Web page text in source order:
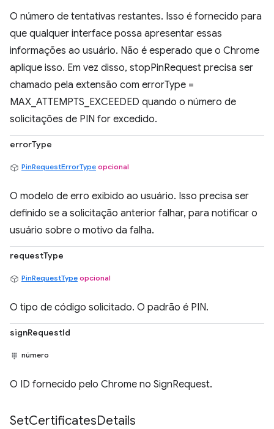
O número de tentativas restantes. Isso é fornecido para
que qualquer interface possa apresentar essas
informações ao usuário. Não é esperado que o Chrome
aplique isso. Em vez disso, stopPinRequest precisa ser
chamado pela extensão com errorType =
MAX_ATTEMPTS_EXCEEDED quando o número de
solicitações de PIN for excedido.
errorType
PinRequestErrorType opcional
O modelo de erro exibido ao usuário. Isso precisa ser
definido se a solicitação anterior falhar, para notificar o
usuário sobre o motivo da falha.
requestType
PinRequestType opcional
O tipo de código solicitado. O padrão é PIN.
signRequestId
número
O ID fornecido pelo Chrome no SignRequest.
SetCertificatesDetails